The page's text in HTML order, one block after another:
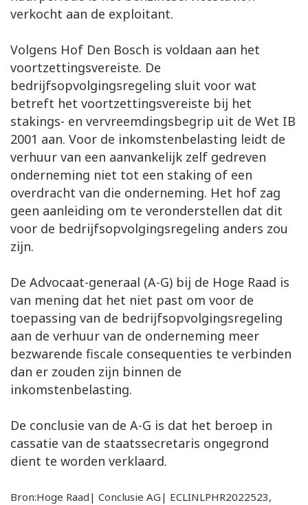
verkocht aan de exploitant.
Volgens Hof Den Bosch is voldaan aan het
voortzettingsvereiste. De
bedrijfsopvolgingsregeling sluit voor wat
betreft het voortzettingsvereiste bij het
stakings- en vervreemdingsbegrip uit de Wet IB
2001 aan. Voor de inkomstenbelasting leidt de
verhuur van een aanvankelijk zelf gedreven
onderneming niet tot een staking of een
overdracht van die onderneming. Het hof zag
geen aanleiding om te veronderstellen dat dit
voor de bedrijfsopvolgingsregeling anders zou
zijn.
De Advocaat-generaal (A-G) bij de Hoge Raad is
van mening dat het niet past om voor de
toepassing van de bedrijfsopvolgingsregeling
aan de verhuur van de onderneming meer
bezwarende fiscale consequenties te verbinden
dan er zouden zijn binnen de
inkomstenbelasting.
De conclusie van de A-G is dat het beroep in
cassatie van de staatssecretaris ongegrond
dient te worden verklaard.
Bron:Hoge Raad| Conclusie AG| ECLINLPHR2022523,